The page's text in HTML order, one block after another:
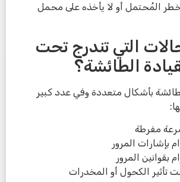
المُحتمل أو لا يأخذه على محمل
التي تندرج تحت
الطائشة؟
بأشكال متعددة وفي عدد كبير
مفرطة
بإشارات المرور
بقوانين المرور
تأثير الكحول أو المخدرات